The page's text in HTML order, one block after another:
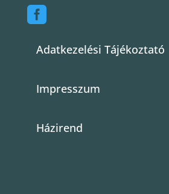

Adatkezelési Tájékoztató
Impresszum
Házirend